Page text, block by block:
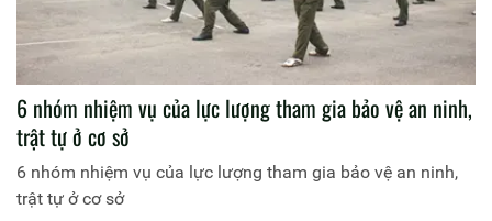
6 nhóm nhiệm vụ của lực lượng tham gia bảo vệ an ninh,
trật tự ở cơ sở
6 nhóm nhiệm vụ của lực lượng tham gia bảo vệ an ninh,
trật tự ở cơ sở